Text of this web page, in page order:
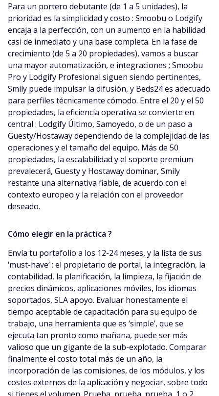
Para un portero debutante (de 1 a 5 unidades), la
prioridad es la simplicidad y costo : Smoobu o Lodgify
encaja a la perfección, con un aumento en la habilidad
casi de inmediato y una base completa. En la fase de
crecimiento (de 5 a 20 propiedades), vamos a buscar
una mayor automatización, e integraciones ; Smoobu
Pro y Lodgify Profesional siguen siendo pertinentes,
Smily puede impulsar la difusión, y Beds24 es adecuado
para perfiles técnicamente cómodo. Entre el 20 y el 50
propiedades, la eficiencia operativa se convierte en
central : Lodgify Último, Samoyedo, o de un paso a
Guesty/Hostaway dependiendo de la complejidad de las
operaciones y el tamaño del equipo. Más de 50
propiedades, la escalabilidad y el soporte premium
prevalecerá, Guesty y Hostaway dominar, Smily
restante una alternativa fiable, de acuerdo con el
contexto europeo y la relación con el proveedor
deseado.
Cómo elegir en la práctica ?
Envía tu portafolio a los 12-24 meses, y la lista de sus
‘must-have’ : el propietario de portal, la integración, la
contabilidad, la planificación, la limpieza, la fijación de
precios dinámicos, aplicaciones móviles, los idiomas
soportados, SLA apoyo. Evaluar honestamente el
tiempo aceptable de capacitación para su equipo de
trabajo, una herramienta que es ‘simple’, que se
ejecuta tan pronto como mañana, puede ser más
valioso que un gigante de la sub-explotado. Comparar
finalmente el costo total más de un año, la
incorporación de las comisiones, de los módulos, y los
costes externos de la aplicación y negociar, sobre todo